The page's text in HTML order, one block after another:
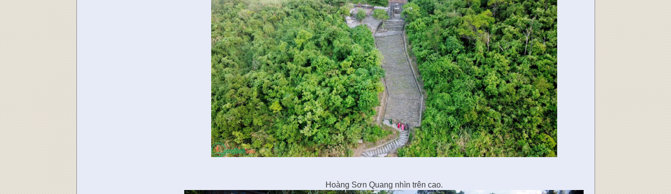
Hoàng Sơn Quang nhìn trên cao.